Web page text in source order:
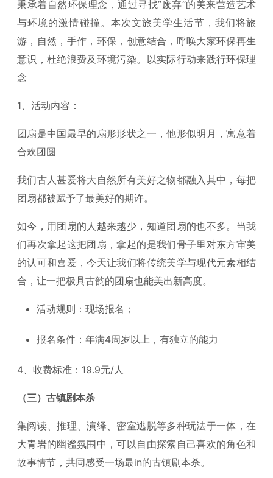
秉承着自然环保理念，通过寻找”废弃“的美来营造艺术
与环境的激情碰撞。本次文旅美学生活节，我们将旅
游，自然，手作，环保，创意结合，呼唤大家环保再生
意识，杜绝浪费及环境污染。以实际行动来践行环保理
念
1、活动内容：
团扇是中国最早的扇形形状之一，他形似明月，寓意着
合欢团圆
我们古人甚爱将大自然所有美好之物都融入其中，每把
团扇都被赋予了最美好的期许。
如今，用团扇的人越来越少，知道团扇的也不多。当我
们再次拿起这把团扇，拿起的是我们骨子里对东方审美
的认可和喜爱，今天让我们将传统美学与现代元素相结
合，让一把极具古韵的团扇也能美出新高度。
活动规则：现场报名；
报名条件：年满4周岁以上，有独立的能力
4、收费标准：19.9元/人
（三）古镇剧本杀
集阅读、推理、演绎、密室逃脱等多种玩法于一体，在
大青岩的幽谧氛围中，可以自由探索自己喜欢的角色和
故事情节，共同感受一场最in的古镇剧本杀。